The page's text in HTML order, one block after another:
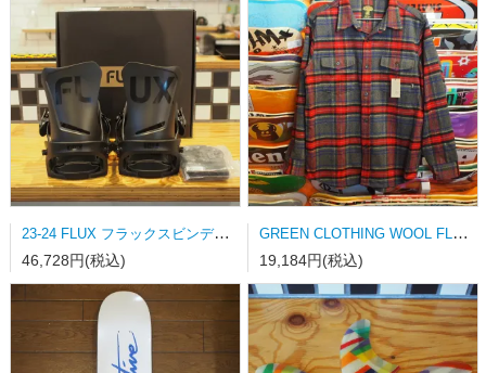
23-24 FLUX フラックスビンディング DS-LTD MATT BLACK Mサイズ
46,728円(税込)
GREEN CLOTHING WOOL FLANNEL SHRAT Lサイズ
19,184円(税込)